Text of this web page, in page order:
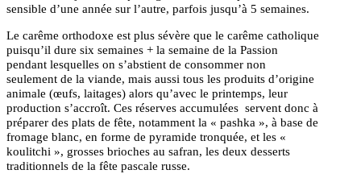
sensible d’une année sur l’autre, parfois jusqu’à 5 semaines.
Le carême orthodoxe est plus sévère que le carême catholique
puisqu’il dure six semaines + la semaine de la Passion
pendant lesquelles on s’abstient de consommer non
seulement de la viande, mais aussi tous les produits d’origine
animale (œufs, laitages) alors qu’avec le printemps, leur
production s’accroît. Ces réserves accumulées servent donc à
préparer des plats de fête, notamment la « pashka », à base de
fromage blanc, en forme de pyramide tronquée, et les «
koulitchi », grosses brioches au safran, les deux desserts
traditionnels de la fête pascale russe.